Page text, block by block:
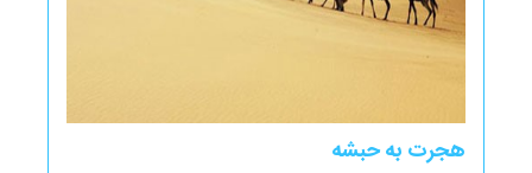
هجرت به حبشه